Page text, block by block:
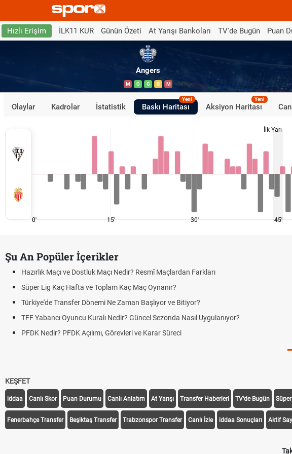
Hızlı Erişim İLK11 KUR Günün Özeti At Yarışı Bankoları TV'de Bugün Puan
Angers
M G G B M
Olaylar Kadrolar İstatistik Baskı Haritası
Yeni
Aksiyon Haritası
Yeni
0' 15' 30'
İlk Yarı
45'
Şu An Popüler İçerikler
Hazırlık Maçı ve Dostluk Maçı Nedir? Resmî Maçlardan Farkları
Süper Lig Kaç Hafta ve Toplam Kaç Maç Oynanır?
Türkiye'de Transfer Dönemi Ne Zaman Başlıyor ve Bitiyor?
TFF Yabancı Oyuncu Kuralı Nedir? Güncel Sezonda Nasıl Uygulanıyor?
PFDK Nedir? PFDK Açılımı, Görevleri ve Karar Süreci
KEŞFET
iddaa Canlı Skor Puan Durumu Canlı Anlatım At Yarışı Transfer Haberleri TV'de Bugün
Fenerbahçe Transfer Beşiktaş Transfer Trabzonspor Transfer Canlı İzle iddaa Sonuçları Aktif